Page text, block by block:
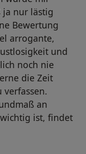
ja nur lästig
Bewertung
arrogante,
und
noch nie
die Zeit
verfassen.
an
ist, findet